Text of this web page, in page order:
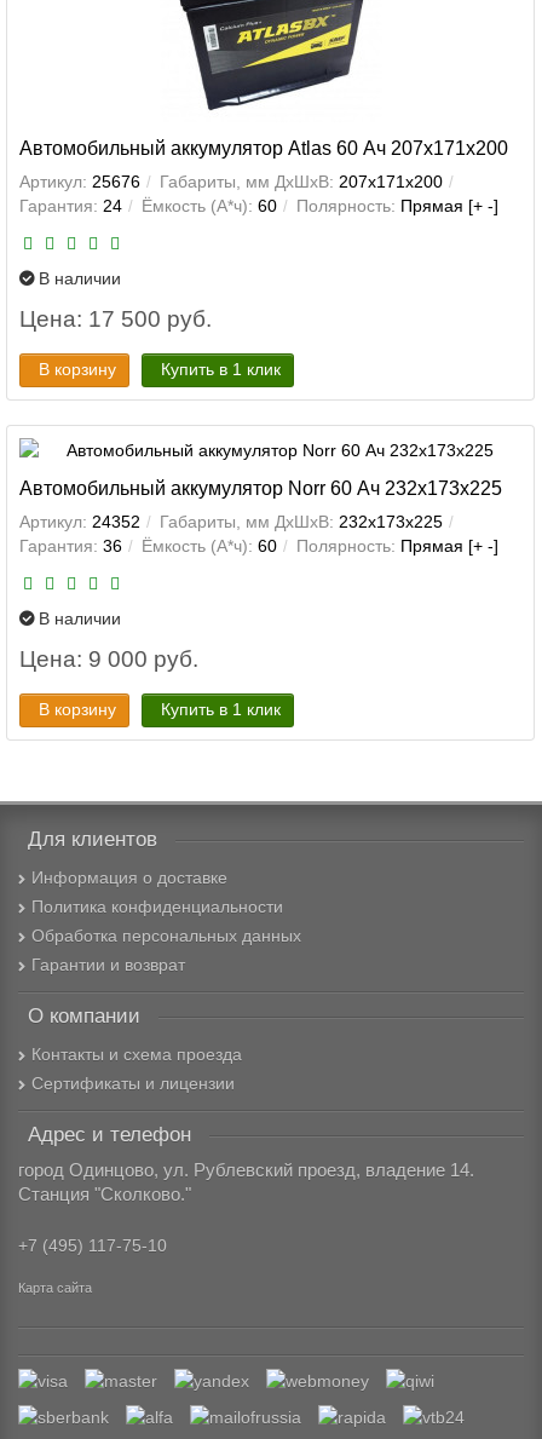
Автомобильный аккумулятор Atlas 60 Ач 207x171x200
Артикул: 25676 Габариты, мм ДхШхВ: 207x171x200
Гарантия: 24 Ёмкость (А*ч): 60 Полярность: Прямая [+ -]
В наличии
Цена: 17 500 руб.
В корзину Купить в 1 клик
Автомобильный аккумулятор Norr 60 Ач 232x173x225
Артикул: 24352 Габариты, мм ДхШхВ: 232x173x225
Гарантия: 36 Ёмкость (А*ч): 60 Полярность: Прямая [+ -]
В наличии
Цена: 9 000 руб.
В корзину Купить в 1 клик
Для клиентов
Информация о доставке
Политика конфиденциальности
Обработка персональных данных
Гарантии и возврат
О компании
Контакты и схема проезда
Сертификаты и лицензии
Адрес и телефон
город Одинцово, ул. Рублевский проезд, владение 14.
Станция "Сколково."
+7 (495) 117-75-10
Карта сайта